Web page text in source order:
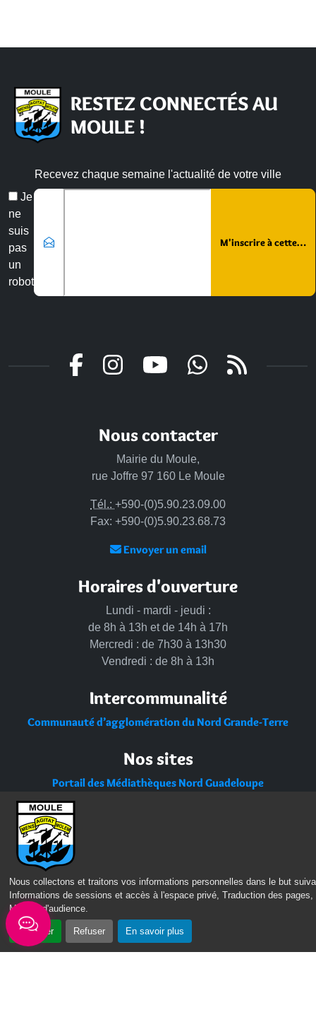
Nous collectons et traitons vos informations personnelles dans le but
Informations de sessions et accès à l'espace privé, Traduction des pages,
Mesure d'audience.
Accepter Refuser En savoir plus
RESTEZ CONNECTÉS AU
MOULE !
Recevez chaque semaine l'actualité de votre ville
Je
ne
suis
pas
un
robot
Veuillez laisser ce champ vide :
Email
Nous contacter
Mairie du Moule,
rue Joffre 97 160 Le Moule
Tél.: +590-(0)5.90.23.09.00
Fax: +590-(0)5.90.23.68.73
Envoyer un email
Horaires d'ouverture
Lundi - mardi - jeudi :
de 8h à 13h et de 14h à 17h
Mercredi : de 7h30 à 13h30
Vendredi : de 8h à 13h
Intercommunalité
Communauté d’agglomération du Nord Grande-Terre
Nos sites
Portail des Médiathèques Nord Guadeloupe